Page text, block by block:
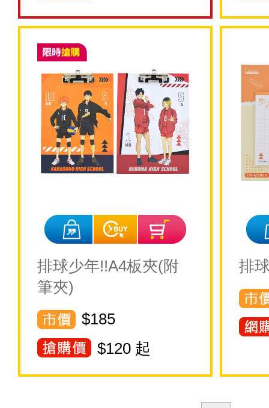
排球少年!!A4板夾(附
筆夾)
$185
$120 起
排